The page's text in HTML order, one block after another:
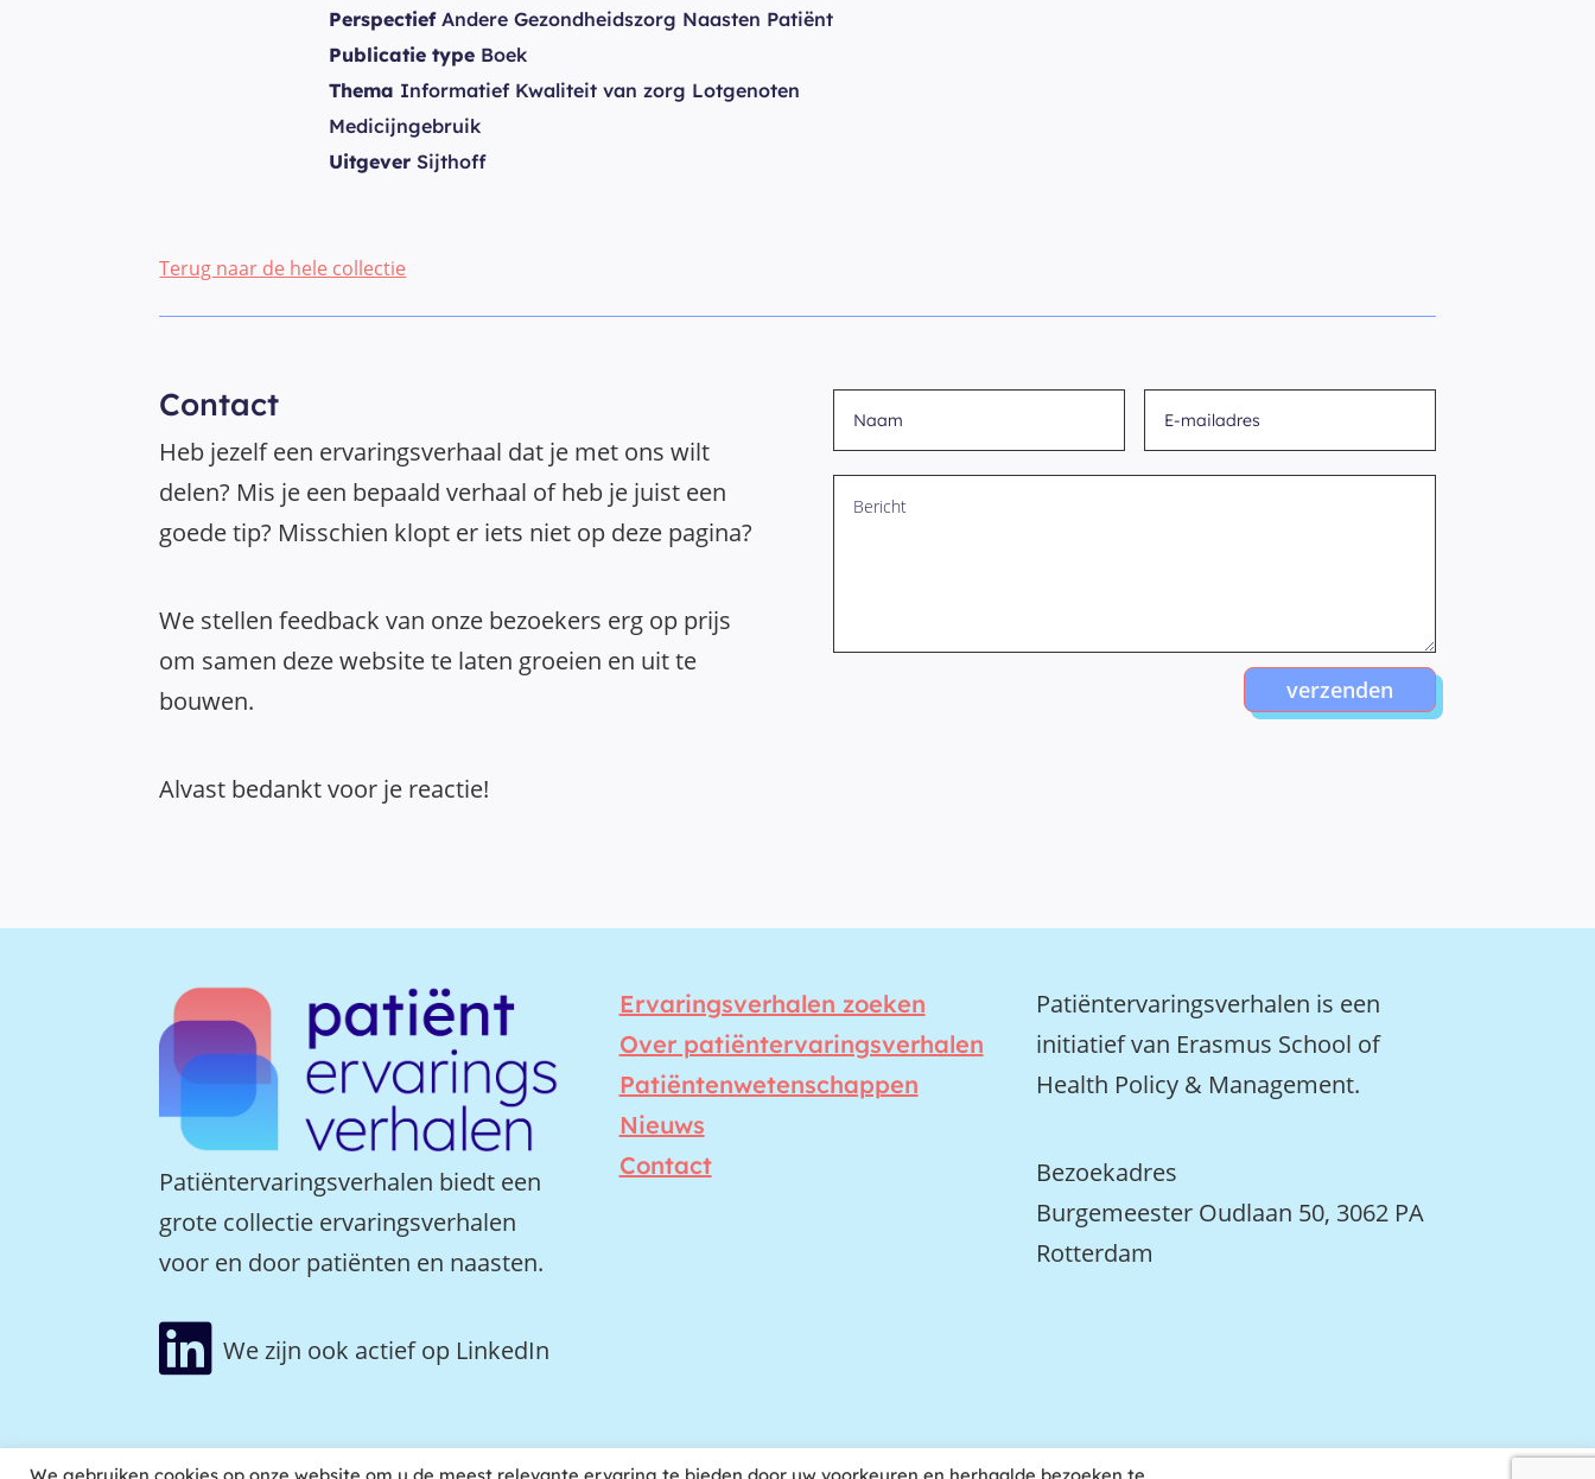
PerspectiefAndere Gezondheidszorg Naasten Patiënt
Publicatie type Boek
Thema Informatief Kwaliteit van zorg Lotgenoten
Medicijngebruik
Uitgever Sijthoff
Terug naar de hele collectie
Contact
Heb jezelf een ervaringsverhaal dat je met ons wilt
delen? Mis je een bepaald verhaal of heb je juist een
goede tip? Misschien klopt er iets niet op deze pagina?
We stellen feedback van onze bezoekers erg op prijs
om samen deze website te laten groeien en uit te
bouwen.
Alvast bedankt voor je reactie!
verzenden
Patiëntervaringsverhalen biedt een
grote collectie ervaringsverhalen
voor en door patiënten en naasten.
Ervaringsverhalen zoeken
Over patiëntervaringsverhalen
Patiëntenwetenschappen
Nieuws
Contact
Patiëntervaringsverhalen is een
initiatief van Erasmus School of
Health Policy & Management.
Bezoekadres
Burgemeester Oudlaan 50, 3062 PA
Rotterdam
 We zijn ook actief op LinkedIn